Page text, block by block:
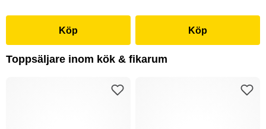
Köp Köp
Toppsäljare inom kök & fikarum